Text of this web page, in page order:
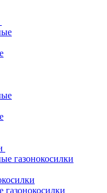
газонокосилки
газонокосилки